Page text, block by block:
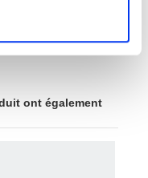
ont également